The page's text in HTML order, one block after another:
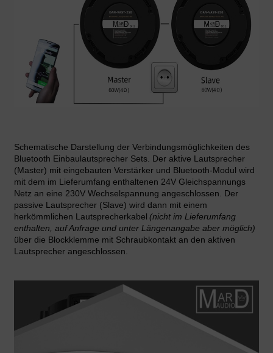
Schematische Darstellung der Verbindungsmöglichkeiten des
Bluetooth Einbaulautsprecher Sets. Der aktive Lautsprecher
(Master) mit eingebauten Verstärker und Bluetooth-Modul wird
mit dem im Lieferumfang enthaltenen 24V Gleichspannungs
Netz an eine 230V Wechselspannung angeschlossen. Der
passive Lautsprecher (Slave) wird dann mit einem
herkömmlichen Lautsprecherkabel (nicht im Lieferumfang
enthalten, auf Anfrage und unter Längenangabe aber möglich)
über die Blockklemme mit Schraubkontakt an den aktiven
Lautsprecher angeschlossen.